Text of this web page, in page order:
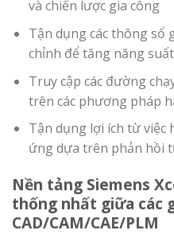
và chiến lược gia công
Tận dụng các thông số
chỉnh để tăng năng
Truy cập các đường
trên các phương pháp
Tận dụng lợi ích từ việc
ứng dựa trên phản hồi
Nền tảng Siemens
thống nhất giữa các
CAD/CAM/CAE/PLM